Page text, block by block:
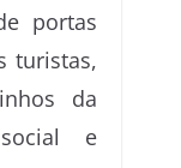
portas
turistas,
da
e